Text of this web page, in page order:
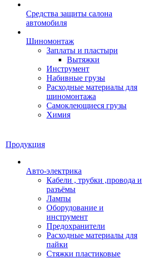
Средства защиты салона
автомобиля
Шиномонтаж
Заплаты и пластыри
Вытяжки
Инструмент
Набивные грузы
Расходные материалы для
шиномонтажа
Самоклеющиеся грузы
Химия
Продукция
Авто-электрика
Кабели , трубки ,провода и
разъёмы
Лампы
Оборудование и
инструмент
Предохранители
Расходные материалы для
пайки
Стяжки пластиковые